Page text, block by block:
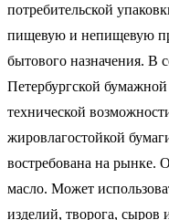
потребительской
пищевую и непищевую
бытового назначения. В
Петербургской
технической
жировлагостойкой
востребована на рынке.
масло. Может
изделий, творога, сыров